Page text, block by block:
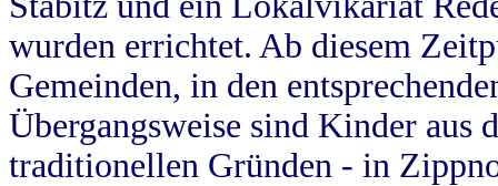
wurden errichtet. Ab diesem
Gemeinden, in den
Übergangsweise sind Kinder aus
traditionellen Gründen - in